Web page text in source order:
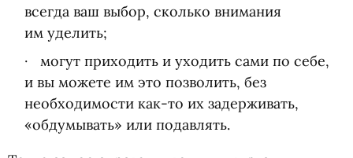
всегда ваш выбор, сколько внимания
им уделить;
могут приходить и уходить сами по себе,
и вы можете им это позволить, без
необходимости как-то их задерживать,
«обдумывать» или подавлять.